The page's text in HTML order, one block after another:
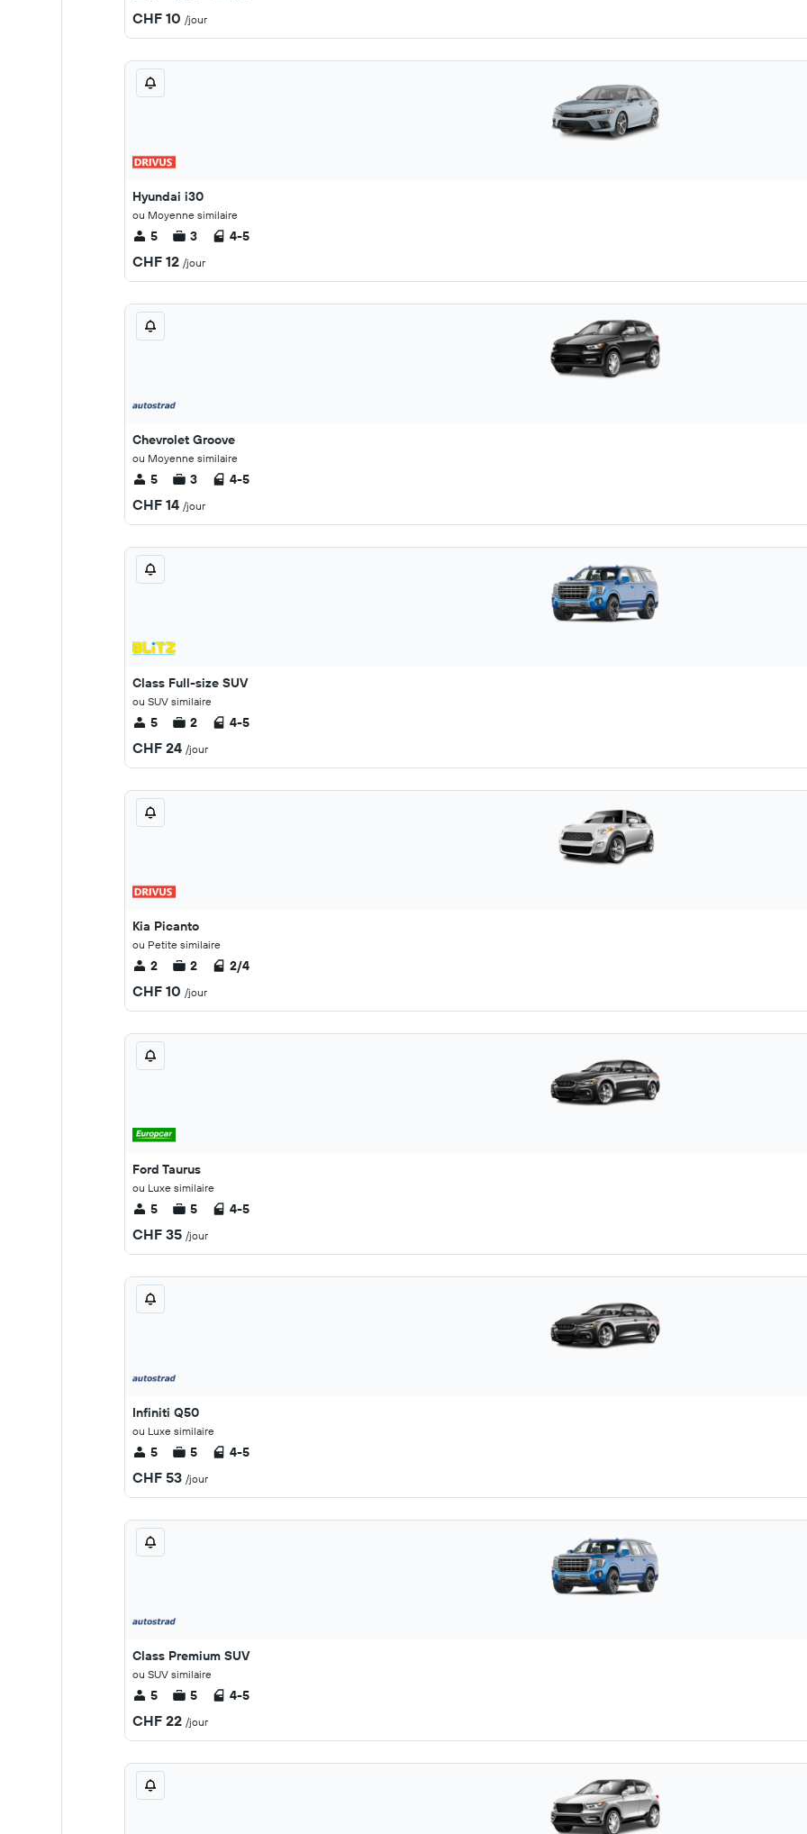
CHF 10 /jour
Hyundai i30
ou Moyenne similaire
5 3 4-5
CHF 12 /jour
Chevrolet Groove
ou Moyenne similaire
5 3 4-5
CHF 14 /jour
Class Full-size SUV
ou SUV similaire
5 2 4-5
CHF 24 /jour
Kia Picanto
ou Petite similaire
2 2 2/4
CHF 10 /jour
Ford Taurus
ou Luxe similaire
5 5 4-5
CHF 35 /jour
Infiniti Q50
ou Luxe similaire
5 5 4-5
CHF 53 /jour
Class Premium SUV
ou SUV similaire
5 5 4-5
CHF 22 /jour